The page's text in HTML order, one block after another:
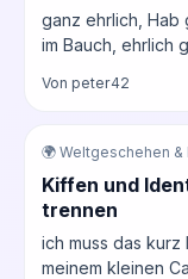
ganz ehrlich, Hab
im Bauch, ehrlich
Von peter42
🌍 Weltgeschehen &
Kiffen und
trennen
ich muss das
meinem kleinen